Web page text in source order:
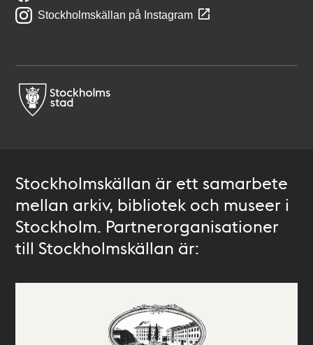
Stockholmskällan på Instagram
Stockholmskällan är ett samarbete
mellan arkiv, bibliotek och museer i
Stockholm. Partnerorganisationer
till Stockholmskällan är: